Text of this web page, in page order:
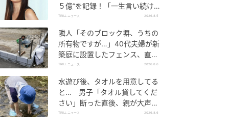
５億”を記録！「一生言い続け
る」放送後も続く“切望の声”
TRILL ニュース 2026.8.5
隣人「そのブロック塀、うちの
所有物ですが…」40代夫婦が新
築庭に設置したフェンス、直後
に迫られた"顛末"
TRILL ニュース 2026.8.6
水遊び後、タオルを用意してる
と… 男子「タオル貸してくだ
さい」断った直後、親が大声で
放った一言に絶句
TRILL ニュース 2026.8.6